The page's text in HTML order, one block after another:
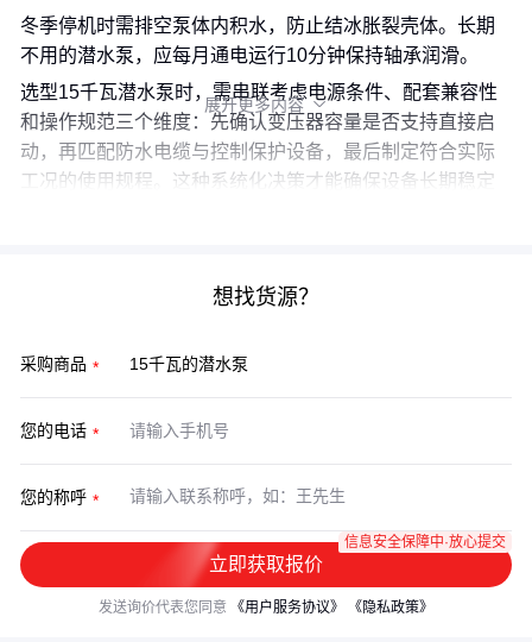
冬季停机时需排空泵体内积水，防止结冰胀裂壳体。长期
不用的潜水泵，应每月通电运行10分钟保持轴承润滑。
选型15千瓦潜水泵时，需串联考虑电源条件、配套兼容性
和操作规范三个维度：先确认变压器容量是否支持直接启
动，再匹配防水电缆与控制保护设备，最后制定符合实际
工况的使用规程。这种系统化决策才能确保设备长期稳定
展开更多内容 
想找货源？
采购商品
您的电话
您的称呼
立即获取报价
信息安全保障中·放心提交
发送询价代表您同意 《用户服务协议》 《隐私政策》